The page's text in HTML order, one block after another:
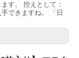
す。 控えとして：
できますね。 「日